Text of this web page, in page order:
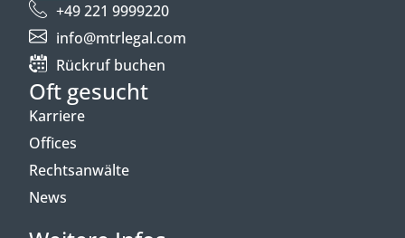
+49 221 9999220
info@mtrlegal.com
Rückruf buchen
Oft gesucht
Karriere
Offices
Rechtsanwälte
News